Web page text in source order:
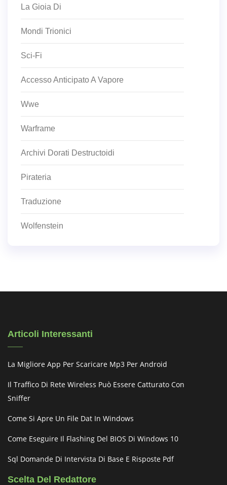
La Gioia Di
Mondi Trionici
Sci-Fi
Accesso Anticipato A Vapore
Wwe
Warframe
Archivi Dorati Destructoidi
Pirateria
Traduzione
Wolfenstein
Articoli Interessanti
La Migliore App Per Scaricare Mp3 Per Android
Il Traffico Di Rete Wireless Può Essere Catturato Con
Sniffer
Come Si Apre Un File Dat In Windows
Come Eseguire Il Flashing Del BIOS Di Windows 10
Sql Domande Di Intervista Di Base E Risposte Pdf
Scelta Del Redattore